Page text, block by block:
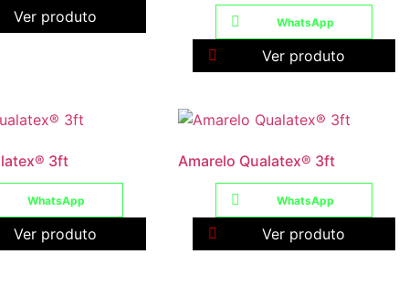
Ver produto WhatsApp
Ver produto
3ft
WhatsApp
Ver produto
Amarelo Qualatex® 3ft
WhatsApp
Ver produto